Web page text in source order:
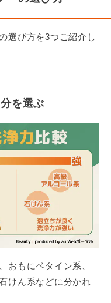
選び方を3つご紹介し
を選ぶ
おもにベタイン系、
けん系などに分かれ